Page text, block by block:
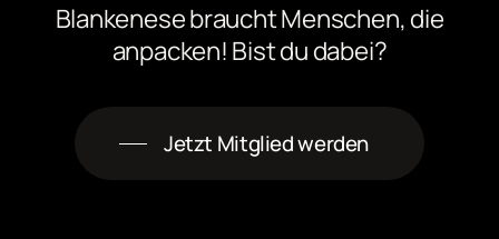
BlankenesebrauchtMenschen,die
anpacken! Bistdudabei?
Jetzt Mitglied werden